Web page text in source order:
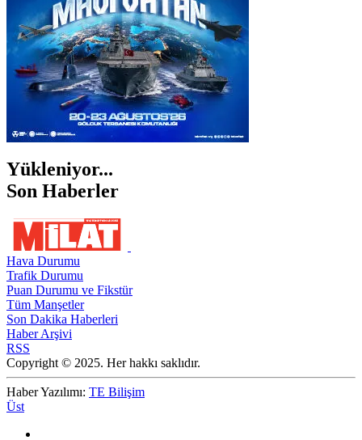
Yükleniyor...
Son Haberler
Hava Durumu
Trafik Durumu
Puan Durumu ve Fikstür
Tüm Manşetler
Son Dakika Haberleri
Haber Arşivi
RSS
Copyright © 2025. Her hakkı saklıdır.
Haber Yazılımı: TE Bilişim
Üst